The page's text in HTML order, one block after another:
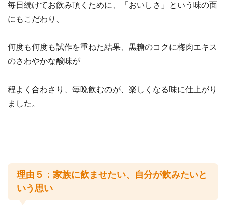
毎日続けてお飲み頂くために、「おいしさ」という味の面
にもこだわり、
何度も何度も試作を重ねた結果、黒糖のコクに梅肉エキス
のさわやかな酸味が
程よく合わさり、毎晩飲むのが、楽しくなる味に仕上がり
ました。
理由５：家族に飲ませたい、自分が飲みたいと
いう思い